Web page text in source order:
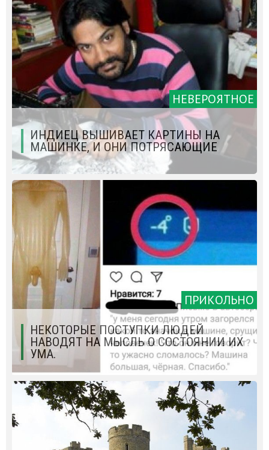
НЕВЕРОЯТНОЕ
ИНДИЕЦ ВЫШИВАЕТ КАРТИНЫ НА
МАШИНКЕ, И ОНИ ПОТРЯСАЮЩИЕ
ПРИКОЛЬНО
НЕКОТОРЫЕ ПОСТУПКИ ЛЮДЕЙ
НАВОДЯТ НА МЫСЛЬ О СОСТОЯНИИ ИХ
УМА.